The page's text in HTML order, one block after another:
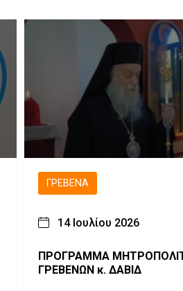
ΓΡΕΒΕΝΆ
14 Ιουλίου 2026
ΠΡΟΓΡΑΜΜΑ
ΓΡΕΒΕΝΩΝ κ. ΔΑΒΙΔ